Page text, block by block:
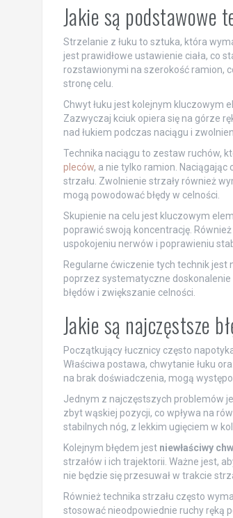
Jakie są podstawowe
Strzelanie z łuku to sztuka, która
jest prawidłowe ustawienie ciała, co
rozstawionymi na szerokość ramion,
stronę celu.
Chwyt łuku jest kolejnym kluczowym
Zazwyczaj kciuk opiera się na górze
nad łukiem podczas naciągu i
Technika naciągu to zestaw ruchów,
pleców, a nie tylko ramion. Naciągając
strzału. Zwolnienie strzały również
mogą powodować błędy w celności.
Skupienie na celu jest kluczowym
poprawić swoją koncentrację. Również
uspokojeniu nerwów i poprawieniu
Regularne ćwiczenie tych technik jest
poprzez systematyczne
błędów i zwiększanie celności.
Jakie są najczęstsze
Początkujący łucznicy często
Właściwa postawa, chwytanie łuku
na brak doświadczenia, mogą
Jednym z najczęstszych problemów
zbyt wąskiej pozycji, co wpływa na
stabilnych nóg, z lekkim ugięciem w
Kolejnym błędem jest niewłaściwy
strzałów i ich trajektorii. Ważne jest,
nie będzie się przesuwał w trakcie
Również technika strzału często
stosować nieodpowiednie ruchy ręką